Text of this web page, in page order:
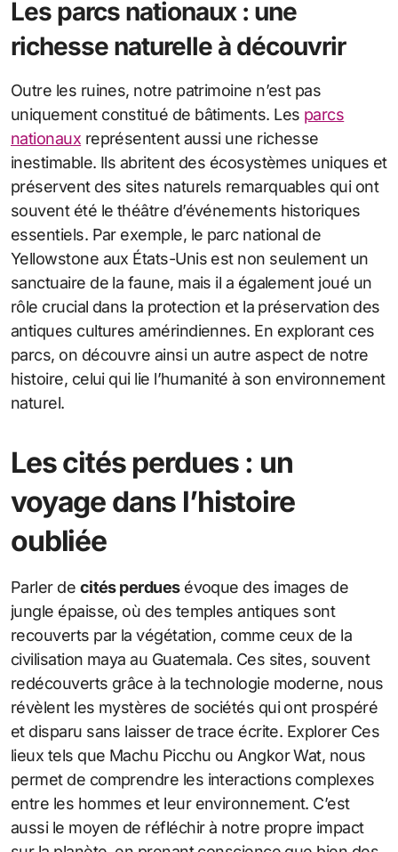
Les parcs nationaux : une
richesse naturelle à découvrir
Outre les ruines, notre patrimoine n’est pas
uniquement constitué de bâtiments. Les parcs
nationaux représentent aussi une richesse
inestimable. Ils abritent des écosystèmes uniques et
préservent des sites naturels remarquables qui ont
souvent été le théâtre d’événements historiques
essentiels. Par exemple, le parc national de
Yellowstone aux États-Unis est non seulement un
sanctuaire de la faune, mais il a également joué un
rôle crucial dans la protection et la préservation des
antiques cultures amérindiennes. En explorant ces
parcs, on découvre ainsi un autre aspect de notre
histoire, celui qui lie l’humanité à son environnement
naturel.
Les cités perdues : un
voyage dans l’histoire
oubliée
Parler de cités perduesévoque des images de
jungle épaisse, où des temples antiques sont
recouverts par la végétation, comme ceux de la
civilisation maya au Guatemala. Ces sites, souvent
redécouverts grâce à la technologie moderne, nous
révèlent les mystères de sociétés qui ont prospéré
et disparu sans laisser de trace écrite. Explorer Ces
lieux tels que Machu Picchu ou Angkor Wat, nous
permet de comprendre les interactions complexes
entre les hommes et leur environnement. C’est
aussi le moyen de réfléchir à notre propre impact